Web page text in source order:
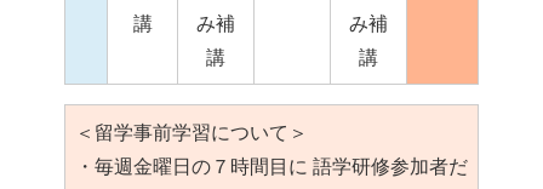
講
み補
講
み補
講
＜留学事前学習について＞
・毎週金曜日の７時間目に 語学研修参加者だ